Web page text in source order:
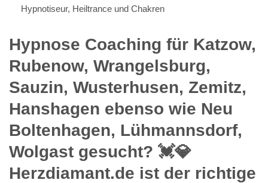
Hypnotiseur, Heiltrance und Chakren
Hypnose Coaching für Katzow,
Rubenow, Wrangelsburg,
Sauzin, Wusterhusen, Zemitz,
Hanshagen ebenso wie Neu
Boltenhagen, Lühmannsdorf,
Wolgast gesucht? 💓️💎
Herzdiamant.de ist der richtige